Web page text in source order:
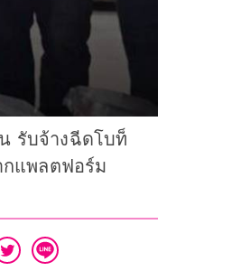
รับจ้างฉีดโบท็
กแพลตฟอร์ม